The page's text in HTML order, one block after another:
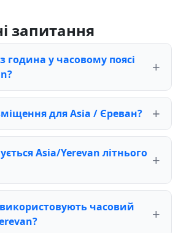
запитання
година у часовому поясі
для Asia / Єреван?
Asia/Yerevan літнього
часовий